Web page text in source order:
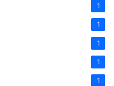
1
1
1
1
1